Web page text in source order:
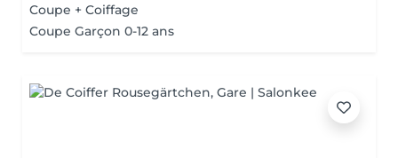
Coupe + Coiffage
Coupe Garçon 0-12 ans